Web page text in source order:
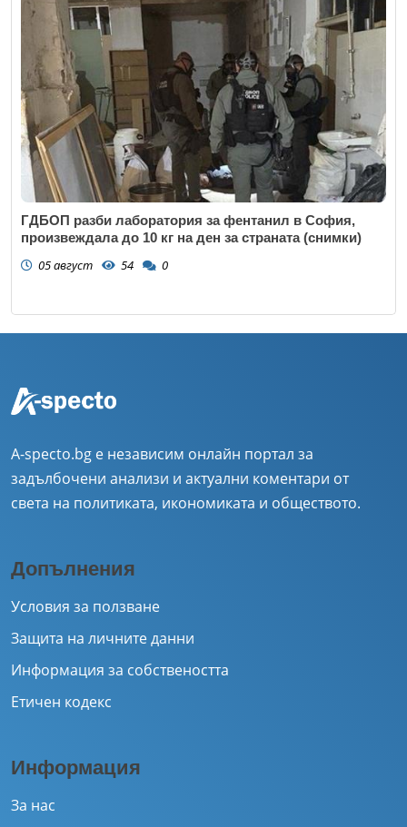
ГДБОП разби лаборатория за фентанил в София,
произвеждала до 10 кг на ден за страната (снимки)
05 август 54 0
A-specto.bg е независим онлайн портал за
задълбочени анализи и актуални коментари от
света на политиката, икономиката и обществото.
Допълнения
Условия за ползване
Защита на личните данни
Информация за собствеността
Етичен кодекс
Информация
За нас